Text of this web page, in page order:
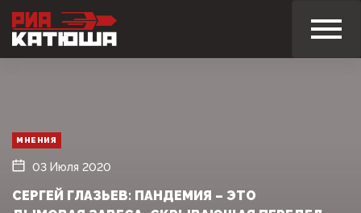
МНЕНИЯ
03 Июля 2020
СЕРГЕЙ ГЛАЗЬЕВ: ПАНДЕМИЯ – ЭТО